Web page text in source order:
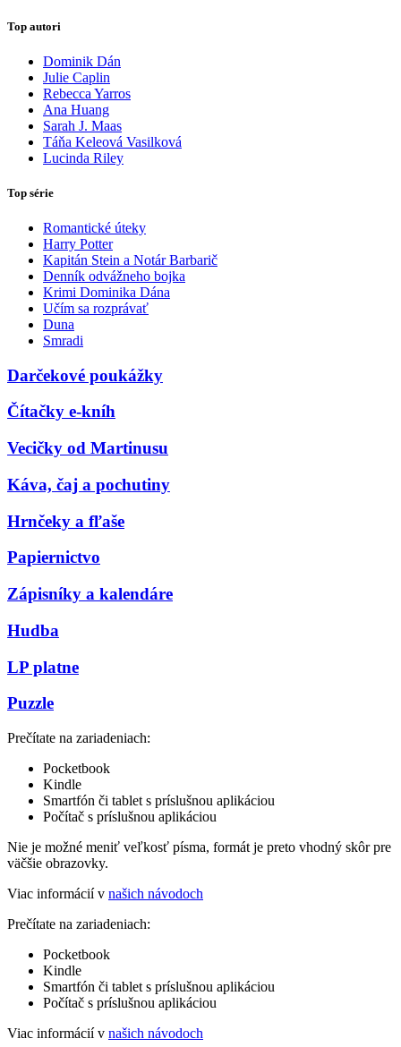
Top autori
Dominik Dán
Julie Caplin
Rebecca Yarros
Ana Huang
Sarah J. Maas
Táňa Keleová Vasilková
Lucinda Riley
Top série
Romantické úteky
Harry Potter
Kapitán Stein a Notár Barbarič
Denník odvážneho bojka
Krimi Dominika Dána
Učím sa rozprávať
Duna
Smradi
Darčekové poukážky
Čítačky e-kníh
Vecičky od Martinusu
Káva, čaj a pochutiny
Hrnčeky a fľaše
Papiernictvo
Zápisníky a kalendáre
Hudba
LP platne
Puzzle
Prečítate na zariadeniach:
Pocketbook
Kindle
Smartfón či tablet s príslušnou aplikáciou
Počítač s príslušnou aplikáciou
Nie je možné meniť veľkosť písma, formát je preto vhodný skôr pre
väčšie obrazovky.
Viac informácií v našich návodoch
Prečítate na zariadeniach:
Pocketbook
Kindle
Smartfón či tablet s príslušnou aplikáciou
Počítač s príslušnou aplikáciou
Viac informácií v našich návodoch